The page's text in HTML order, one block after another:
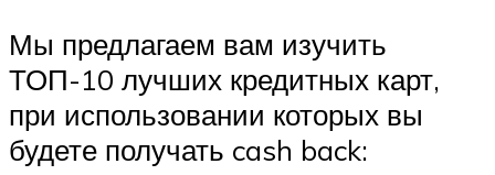
Мы предлагаем вам изучить
ТОП-10 лучших кредитных карт,
при использовании которых вы
будете получать cash back: